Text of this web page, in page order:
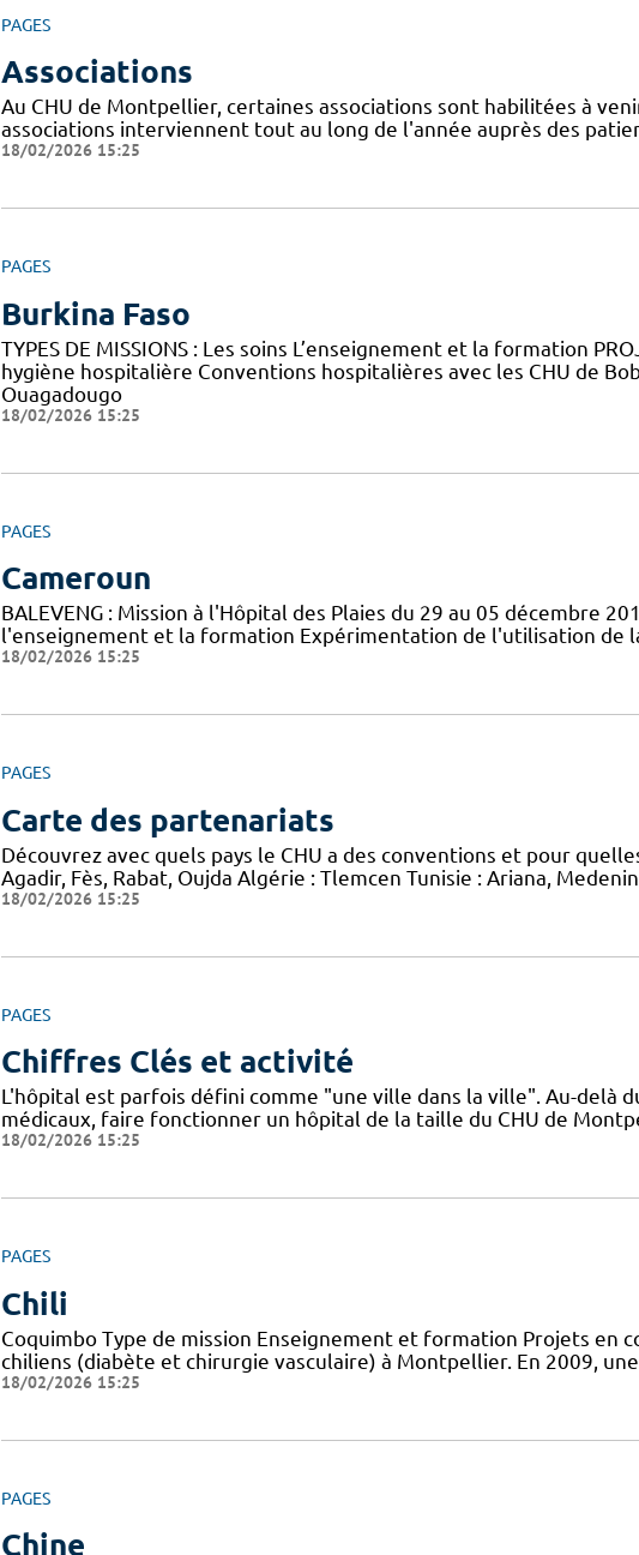
PAGES
Associations
Au CHU de Montpellier, certaines associations sont habilitées à
associations interviennent tout au long de l'année auprès des
18/02/2026 15:25
PAGES
Burkina Faso
TYPES DE MISSIONS : Les soins L’enseignement et la formation
hygiène hospitalière Conventions hospitalières avec les CHU de
Ouagadougo
18/02/2026 15:25
PAGES
Cameroun
BALEVENG : Mission à l'Hôpital des Plaies du 29 au 05 décembre
l'enseignement et la formation Expérimentation de l'utilisation de
18/02/2026 15:25
PAGES
Carte des partenariats
Découvrez avec quels pays le CHU a des conventions et pour
Agadir, Fès, Rabat, Oujda Algérie : Tlemcen Tunisie : Ariana,
18/02/2026 15:25
PAGES
Chiffres Clés et activité
L'hôpital est parfois défini comme "une ville dans la ville". Au-delà
médicaux, faire fonctionner un hôpital de la taille du CHU de
18/02/2026 15:25
PAGES
Chili
Coquimbo Type de mission Enseignement et formation Projets en
chiliens (diabète et chirurgie vasculaire) à Montpellier. En 2009,
18/02/2026 15:25
PAGES
Chine